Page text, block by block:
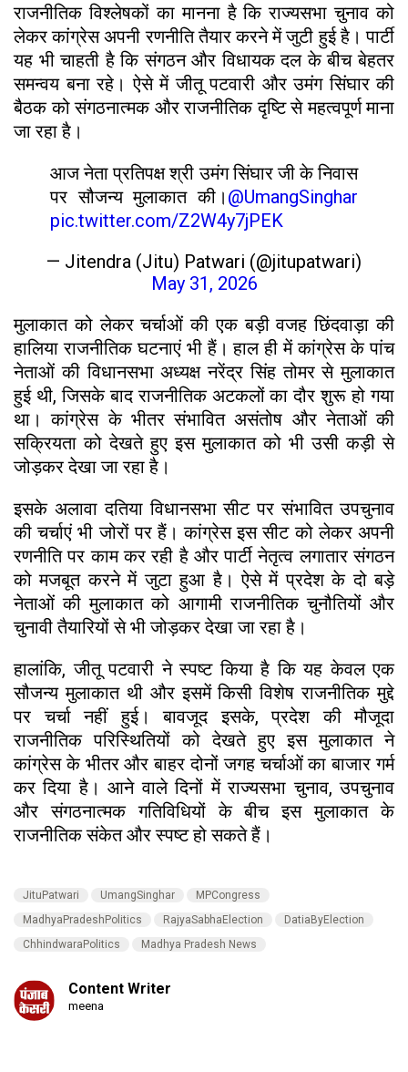
राजनीतिक विश्लेषकों का मानना है कि राज्यसभा चुनाव को
लेकर कांग्रेस अपनी रणनीति तैयार करने में जुटी हुई है। पार्टी
यह भी चाहती है कि संगठन और विधायक दल के बीच बेहतर
समन्वय बना रहे। ऐसे में जीतू पटवारी और उमंग सिंघार की
बैठक को संगठनात्मक और राजनीतिक दृष्टि से महत्वपूर्ण माना
जा रहा है।
आज नेता प्रतिपक्ष श्री उमंग सिंघार जी के निवास
पर सौजन्य मुलाकात की। @UmangSinghar
pic.twitter.com/Z2W4y7jPEK
— Jitendra (Jitu) Patwari (@jitupatwari)
May 31, 2026
मुलाकात को लेकर चर्चाओं की एक बड़ी वजह छिंदवाड़ा की
हालिया राजनीतिक घटनाएं भी हैं। हाल ही में कांग्रेस के पांच
नेताओं की विधानसभा अध्यक्ष नरेंद्र सिंह तोमर से मुलाकात
हुई थी, जिसके बाद राजनीतिक अटकलों का दौर शुरू हो गया
था। कांग्रेस के भीतर संभावित असंतोष और नेताओं की
सक्रियता को देखते हुए इस मुलाकात को भी उसी कड़ी से
जोड़कर देखा जा रहा है।
इसके अलावा दतिया विधानसभा सीट पर संभावित उपचुनाव
की चर्चाएं भी जोरों पर हैं। कांग्रेस इस सीट को लेकर अपनी
रणनीति पर काम कर रही है और पार्टी नेतृत्व लगातार संगठन
को मजबूत करने में जुटा हुआ है। ऐसे में प्रदेश के दो बड़े
नेताओं की मुलाकात को आगामी राजनीतिक चुनौतियों और
चुनावी तैयारियों से भी जोड़कर देखा जा रहा है।
हालांकि, जीतू पटवारी ने स्पष्ट किया है कि यह केवल एक
सौजन्य मुलाकात थी और इसमें किसी विशेष राजनीतिक मुद्दे
पर चर्चा नहीं हुई। बावजूद इसके, प्रदेश की मौजूदा
राजनीतिक परिस्थितियों को देखते हुए इस मुलाकात ने
कांग्रेस के भीतर और बाहर दोनों जगह चर्चाओं का बाजार गर्म
कर दिया है। आने वाले दिनों में राज्यसभा चुनाव, उपचुनाव
और संगठनात्मक गतिविधियों के बीच इस मुलाकात के
राजनीतिक संकेत और स्पष्ट हो सकते हैं।
JituPatwari UmangSinghar
MPCongress
MadhyaPradeshPolitics
RajyaSabhaElection
DatiaByElection
ChhindwaraPolitics
Madhya Pradesh News
Content Writer
meena